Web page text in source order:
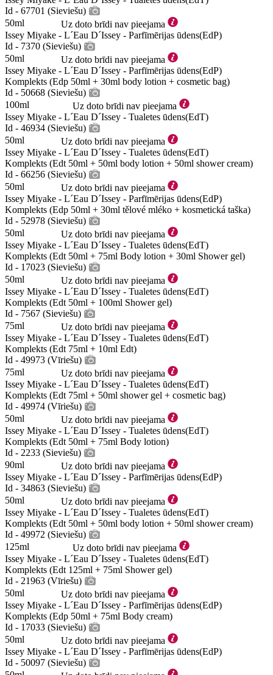
Id - 67701 (Sieviešu)
50ml
Uz doto brīdi nav pieejama
Issey Miyake - L´Eau D´Issey - Parfīmērijas ūdens(EdP)
Id - 7370 (Sieviešu)
50ml
Uz doto brīdi nav pieejama
Issey Miyake - L´Eau D´Issey - Parfīmērijas ūdens(EdP)
Komplekts (Edp 50ml + 30ml body lotion + cosmetic bag)
Id - 50668 (Sieviešu)
100ml
Uz doto brīdi nav pieejama
Issey Miyake - L´Eau D´Issey - Tualetes ūdens(EdT)
Id - 46934 (Sieviešu)
50ml
Uz doto brīdi nav pieejama
Issey Miyake - L´Eau D´Issey - Tualetes ūdens(EdT)
Komplekts (Edt 50ml + 50ml body lotion + 50ml shower cream)
Id - 66256 (Sieviešu)
50ml
Uz doto brīdi nav pieejama
Issey Miyake - L´Eau D´Issey - Parfīmērijas ūdens(EdP)
Komplekts (Edp 50ml + 30ml tělové mléko + kosmetická taška)
Id - 52978 (Sieviešu)
50ml
Uz doto brīdi nav pieejama
Issey Miyake - L´Eau D´Issey - Tualetes ūdens(EdT)
Komplekts (Edt 50ml + 75ml Body lotion + 30ml Shower gel)
Id - 17023 (Sieviešu)
50ml
Uz doto brīdi nav pieejama
Issey Miyake - L´Eau D´Issey - Tualetes ūdens(EdT)
Komplekts (Edt 50ml + 100ml Shower gel)
Id - 7567 (Sieviešu)
75ml
Uz doto brīdi nav pieejama
Issey Miyake - L´Eau D´Issey - Tualetes ūdens(EdT)
Komplekts (Edt 75ml + 10ml Edt)
Id - 49973 (Vīriešu)
75ml
Uz doto brīdi nav pieejama
Issey Miyake - L´Eau D´Issey - Tualetes ūdens(EdT)
Komplekts (Edt 75ml + 50ml shower gel + cosmetic bag)
Id - 49974 (Vīriešu)
50ml
Uz doto brīdi nav pieejama
Issey Miyake - L´Eau D´Issey - Tualetes ūdens(EdT)
Komplekts (Edt 50ml + 75ml Body lotion)
Id - 2233 (Sieviešu)
90ml
Uz doto brīdi nav pieejama
Issey Miyake - L´Eau D´Issey - Parfīmērijas ūdens(EdP)
Id - 34863 (Sieviešu)
50ml
Uz doto brīdi nav pieejama
Issey Miyake - L´Eau D´Issey - Tualetes ūdens(EdT)
Komplekts (Edt 50ml + 50ml body lotion + 50ml shower cream)
Id - 49972 (Sieviešu)
125ml
Uz doto brīdi nav pieejama
Issey Miyake - L´Eau D´Issey - Tualetes ūdens(EdT)
Komplekts (Edt 125ml + 75ml Shower gel)
Id - 21963 (Vīriešu)
50ml
Uz doto brīdi nav pieejama
Issey Miyake - L´Eau D´Issey - Parfīmērijas ūdens(EdP)
Komplekts (Edp 50ml + 75ml Body cream)
Id - 17033 (Sieviešu)
50ml
Uz doto brīdi nav pieejama
Issey Miyake - L´Eau D´Issey - Parfīmērijas ūdens(EdP)
Id - 50097 (Sieviešu)